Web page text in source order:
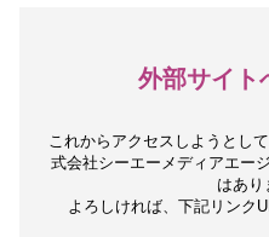
外部サイト
これからアクセスしようとし
式会社シーエーメディアエー
はあり
よろしければ、下記リンク